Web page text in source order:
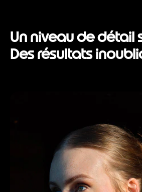
Un niveau de détail
Des résultats